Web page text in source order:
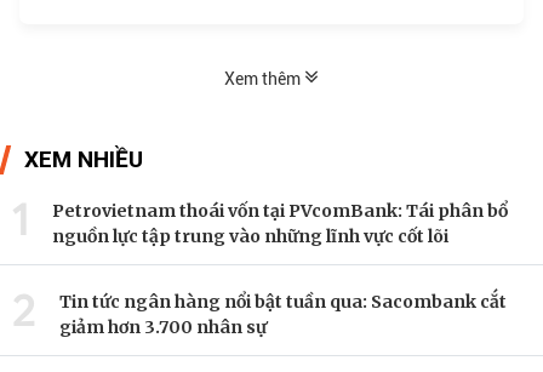
Xem thêm
XEM NHIỀU
1
Petrovietnam thoái vốn tại PVcomBank: Tái phân bổ
nguồn lực tập trung vào những lĩnh vực cốt lõi
2
Tin tức ngân hàng nổi bật tuần qua: Sacombank cắt
giảm hơn 3.700 nhân sự